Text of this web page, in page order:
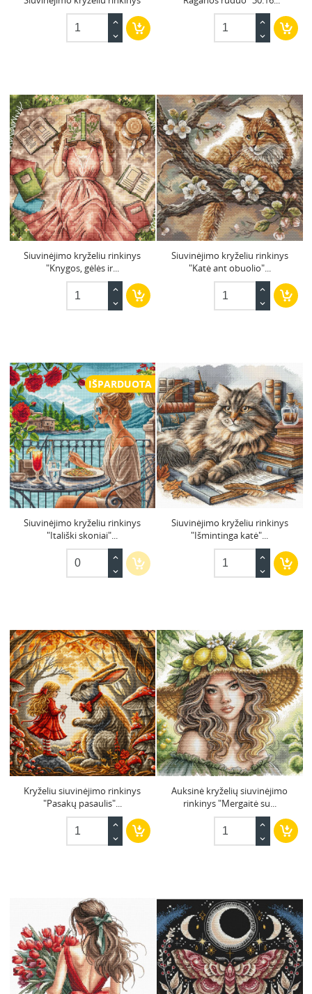
Siuvinėjimo kryželiu rinkinys
"Knygos, gėlės ir...
Siuvinėjimo kryželiu rinkinys
"Katė ant obuolio"...
IŠPARDUOTA
Siuvinėjimo kryželiu rinkinys
"Itališki skoniai"...
Siuvinėjimo kryželiu rinkinys
"Išmintinga katė"...
Kryželiu siuvinėjimo rinkinys
"Pasakų pasaulis"...
Auksinė kryželių siuvinėjimo
rinkinys "Mergaitė su...